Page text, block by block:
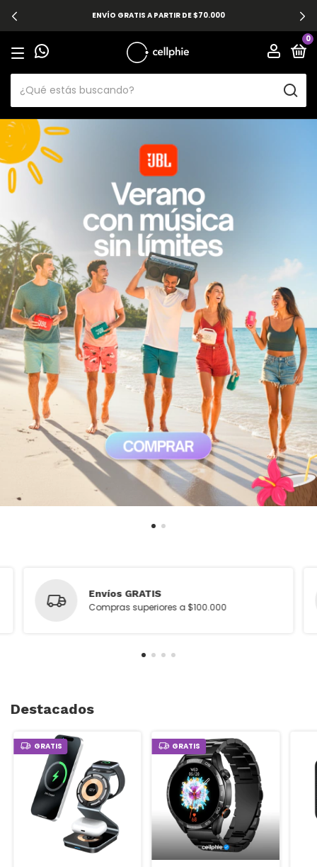
ENVÍO GRATIS A PARTIR DE $70.000
0
Envíos GRATIS
Compras superiores a $100.000
Destacados
GRATIS GRATIS